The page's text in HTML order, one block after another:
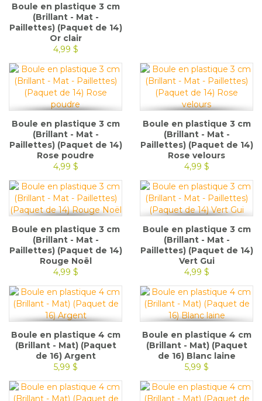
Boule en plastique 3 cm
(Brillant - Mat -
Paillettes) (Paquet de 14)
Or clair
4,99 $
Boule en plastique 3 cm
(Brillant - Mat -
Paillettes) (Paquet de 14)
Rose poudre
4,99 $
Boule en plastique 3 cm
(Brillant - Mat -
Paillettes) (Paquet de 14)
Rose velours
4,99 $
Boule en plastique 3 cm
(Brillant - Mat -
Paillettes) (Paquet de 14)
Rouge Noël
4,99 $
Boule en plastique 3 cm
(Brillant - Mat -
Paillettes) (Paquet de 14)
Vert Gui
4,99 $
Boule en plastique 4 cm
(Brillant - Mat) (Paquet
de 16) Argent
5,99 $
Boule en plastique 4 cm
(Brillant - Mat) (Paquet
de 16) Blanc laine
5,99 $